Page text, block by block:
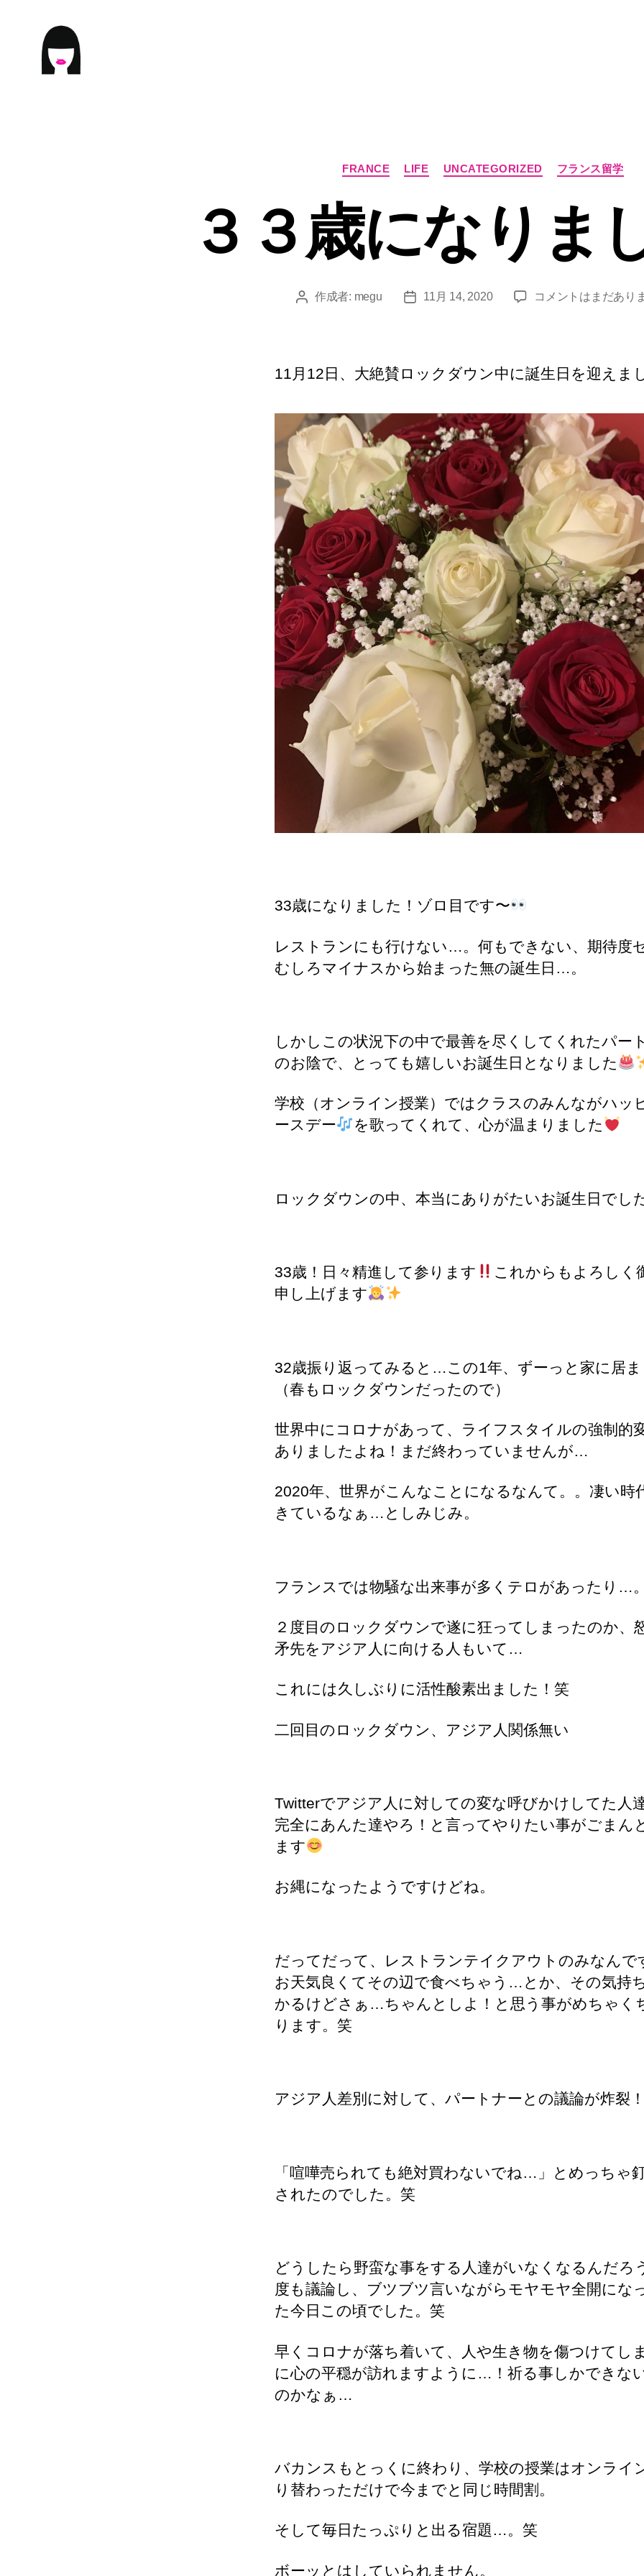
カ
テ
ー
FRANCE LIFE UNCATEGORIZED フランス留学
３３歳になりま
投 作成者: megu
投
11月 14, 2020
３
な
り
し
た！
へ
の
コメントはまだあり
11月12日、大絶賛ロックダウン中に誕生日を迎えま
33歳になりました！ゾロ目です〜
レストランにも行けない…。何もできない、期待度
むしろマイナスから始まった無の誕生日…。
しかしこの状況下の中で最善を尽くしてくれたパー
のお陰で、とっても嬉しいお誕生日となりました
学校（オンライン授業）ではクラスのみんながハッ
ースデー
を歌ってくれて、心が温まりました
ロックダウンの中、本当にありがたいお誕生日でし
33歳！日々精進して参ります
これからもよろしく
申し上げます
32歳振り返ってみると…この1年、ずーっと家に居
（春もロックダウンだったので）
世界中にコロナがあって、ライフスタイルの強制的
ありましたよね！まだ終わっていませんが…
2020年、世界がこんなことになるなんて。。凄い時
きているなぁ…としみじみ。
フランスでは物騒な出来事が多くテロがあったり…
２度目のロックダウンで遂に狂ってしまったのか、
矛先をアジア人に向ける人もいて…
これには久しぶりに活性酸素出ました！笑
二回目のロックダウン、アジア人関係無い
Twitterでアジア人に対しての変な呼びかけしてた人
完全にあんた達やろ！と言ってやりたい事がごまん
ます
お縄になったようですけどね。
だってだって、レストランテイクアウトのみなんで
お天気良くてその辺で食べちゃう…とか、その気持
かるけどさぁ…ちゃんとしよ！と思う事がめちゃく
ります。笑
アジア人差別に対して、パートナーとの議論が炸裂
「喧嘩売られても絶対買わないでね…」とめっちゃ
されたのでした。笑
どうしたら野蛮な事をする人達がいなくなるんだろ
度も議論し、ブツブツ言いながらモヤモヤ全開にな
た今日この頃でした。笑
早くコロナが落ち着いて、人や生き物を傷つけてし
に心の平穏が訪れますように…！祈る事しかできな
のかなぁ…
バカンスもとっくに終わり、学校の授業はオンライ
り替わっただけで今までと同じ時間割。
そして毎日たっぷりと出る宿題…。笑
ボーッとはしていられません。